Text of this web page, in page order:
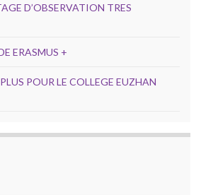
D’OBSERVATION TRES
ERASMUS +
POUR LE COLLEGE EUZHAN